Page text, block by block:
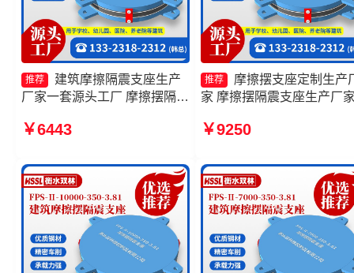
推荐
建筑摩擦隔震支座生产
厂家一套源头工厂 摩擦摆隔震
擦摆隔震支座FPSII-6000-
厂
￥6443
推荐
摩擦摆支座定制生产
家 摩擦摆隔震支座生产厂
定制厂家
￥9250